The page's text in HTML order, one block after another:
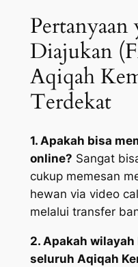
Diajukan
Aqiqah
Terdekat
1. Apakah bisa
online? Sangat
cukup memesan
hewan via video
melalui transfer
2. Apakah
seluruh Aqiqah